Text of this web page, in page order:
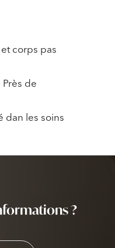
corps pas
de
dan les soins
?